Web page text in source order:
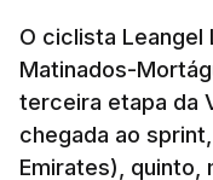
O ciclista Leangel
Matinados-
terceira etapa da
chegada ao
Emirates), quinto,